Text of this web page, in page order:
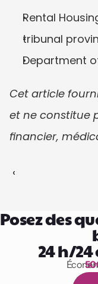
Rental
tribunal
Department
Cet article
et ne constitue
financier,
‹
Posez des
24 h/